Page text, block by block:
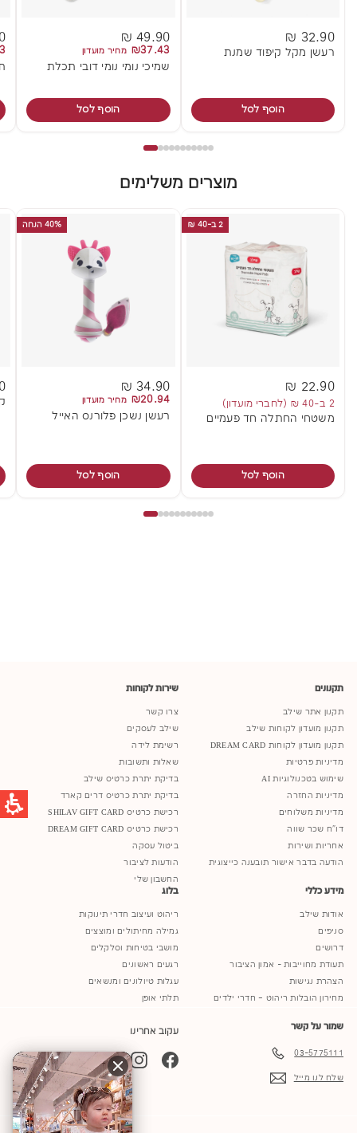
32.90 ₪
רעשן מקל קיפוד שמנת
הוסף לסל
49.90 ₪
₪37.43 מחיר מועדון
שמיכי נומי נומי דובי תכלת
הוסף לסל
מוצרים משלימים
2 ב-40 ₪
22.90 ₪
2 ב-40 ₪ (לחברי מועדון)
משטחי החתלה חד פעמיים
הוסף לסל
40% הנחה
34.90 ₪
₪20.94 מחיר מועדון
רעשן נשכן פלורנס האייל
הוסף לסל
תקנונים
תקנון אתר שילב
תקנון מועדון לקוחות שילב
תקנון מועדון לקוחות DREAM CARD
מדיניות פרטיות
שימוש בטכנולוגיות AI
מדיניות החזרה
מדיניות משלוחים
דו"ח שכר שווה
אחריות ושירות
הודעה בדבר אישור תובענה כייצוגית
שירות לקוחות
צרו קשר
שילב לעסקים
רשימת לידה
שאלות ותשובות
בדיקת יתרת כרטיס שילב
בדיקת יתרת כרטיס דרים קארד
רכישת כרטיס SHILAV GIFT CARD
רכישת כרטיס DREAM GIFT CARD
ביטול עסקה
הודעות לציבור
החשבון שלי
מידע כללי
אודות שילב
סניפים
דרושים
תעודת מחוייבות - אמון הציבור
הצהרת נגישות
מחירון הובלות ריהוט – חדרי ילדים
בלוג
ריהוט ועיצוב חדרי תינוקות
גמילה מחיתולים ומוצצים
מושבי בטיחות וסלקלים
רגעים ראשונים
עגלות טיולונים ומנשאים
תלתי אופן
שמור על קשר
03-5775111
שלח לנו מייל
עקוב אחרינו
Facebook
Instagram
YouTube